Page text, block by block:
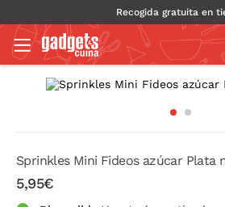
Recogida gratuita en
Sprinkles Mini Fideos azúcar Plata
5,95€